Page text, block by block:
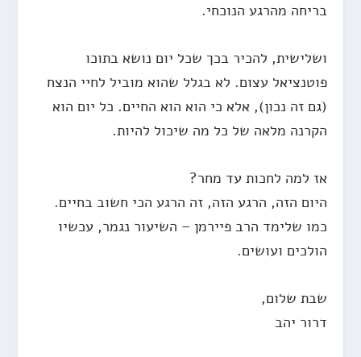
בריחה מהרגע הנוכחי.
ושלישית, להכיר בכך שכל יום נושא בתוכו
פוטנציאל עצום. לא בגלל שהוא מוביל לחיי הנצח
(גם זה נכון), אלא כי הוא הוא החיים. כל יום הוא
הקרנה מלאה של כל מה שיכול להיות.
אז למה לחכות עד מחר?
היום הזה, הרגע הזה, זה הרגע הכי חשוב בחיים.
כמו שלימד הרב פיירמן – השיעור נגמר, עכשיו
הולכים ועושים.
שבת שלום,
דרור יהב